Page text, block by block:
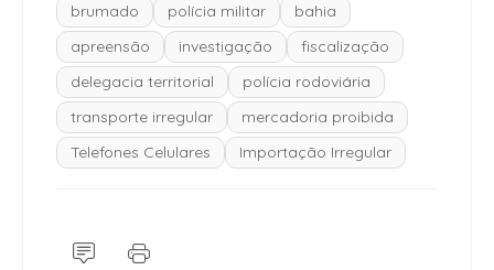
brumado polícia militar
bahia
apreensão
investigação
fiscalização
delegacia territorial
polícia rodoviária
transporte irregular
mercadoria proibida
Telefones Celulares
Importação Irregular